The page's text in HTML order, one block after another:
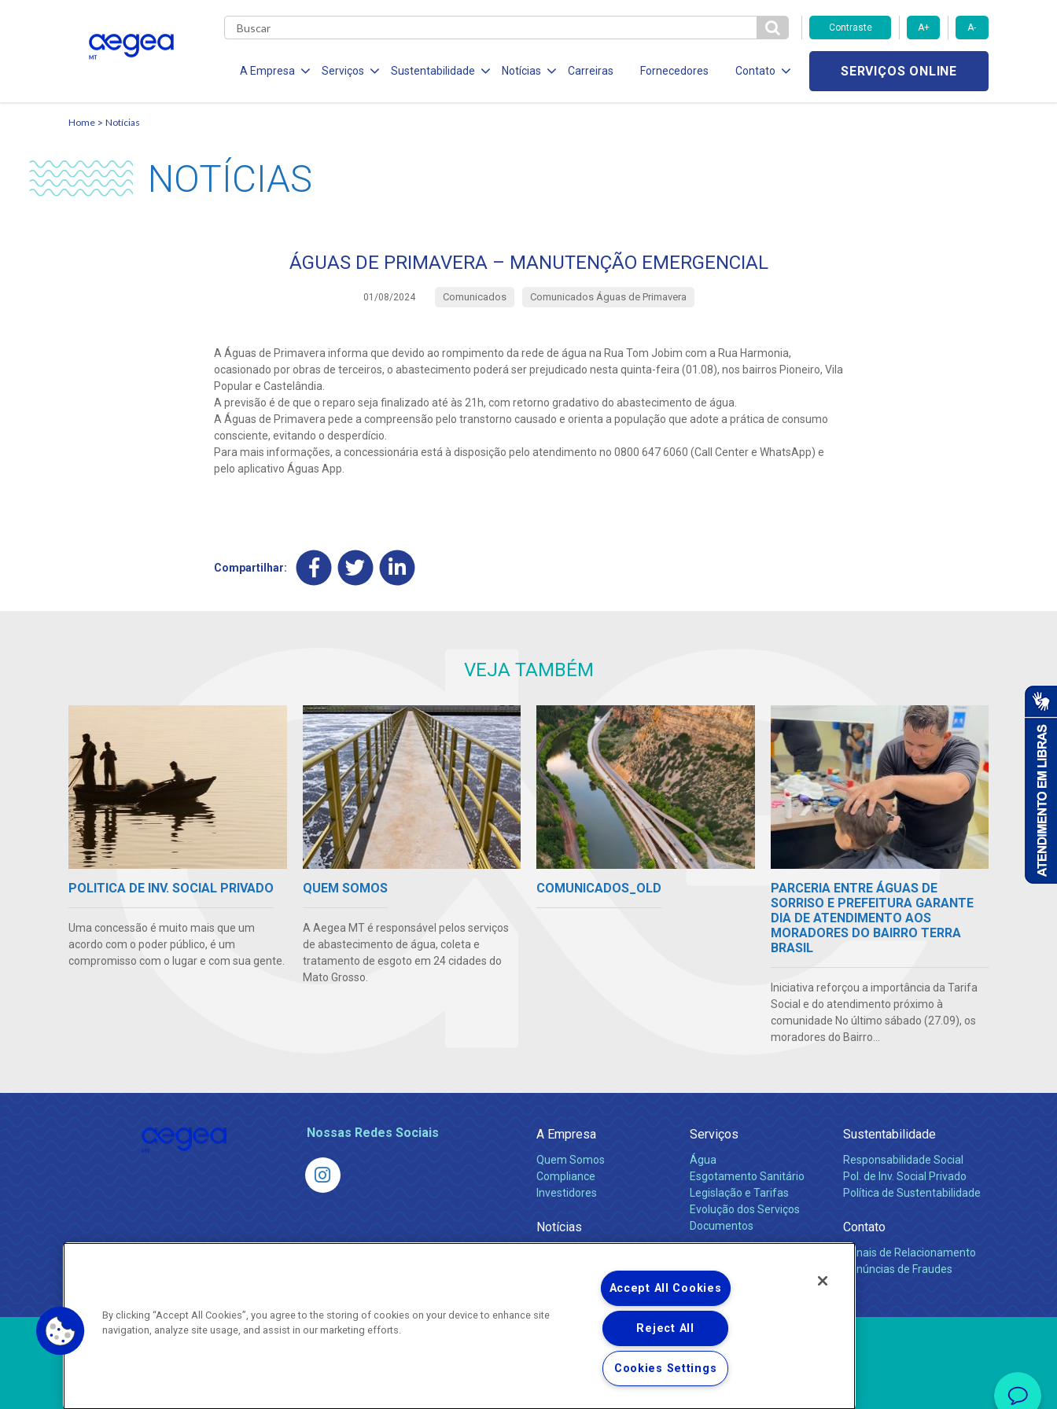
Contraste A+ A-
A Empresa Serviços Sustentabilidade Notícias Carreiras Fornecedores Contato SERVIÇOS ONLINE
Home Notícias
NOTÍCIAS
ÁGUAS DE PRIMAVERA – MANUTENÇÃO EMERGENCIAL
01/08/2024 Comunicados Comunicados Águas de Primavera
A Águas de Primavera informa que devido ao rompimento da rede de água na Rua Tom Jobim com a Rua Harmonia,
ocasionado por obras de terceiros, o abastecimento poderá ser prejudicado nesta quinta-feira (01.08), nos bairros Pioneiro, Vila
Popular e Castelândia.
A previsão é de que o reparo seja finalizado até às 21h, com retorno gradativo do abastecimento de água.
A Águas de Primavera pede a compreensão pelo transtorno causado e orienta a população que adote a prática de consumo
consciente, evitando o desperdício.
Para mais informações, a concessionária está à disposição pelo atendimento no 0800 647 6060 (Call Center e WhatsApp) e
pelo aplicativo Águas App.
Compartilhar:
VEJA TAMBÉM
POLITICA DE INV. SOCIAL PRIVADO
Uma concessão é muito mais que um
acordo com o poder público, é um
compromisso com o lugar e com sua gente.
QUEM SOMOS
A Aegea MT é responsável pelos serviços
de abastecimento de água, coleta e
tratamento de esgoto em 24 cidades do
Mato Grosso.
COMUNICADOS_OLD
PARCERIA ENTRE ÁGUAS DE
SORRISO E PREFEITURA GARANTE
DIA DE ATENDIMENTO AOS
MORADORES DO BAIRRO TERRA
BRASIL
Iniciativa reforçou a importância da Tarifa
Social e do atendimento próximo à
comunidade No último sábado (27.09), os
moradores do Bairro...
Nossas Redes Sociais A Empresa
Quem Somos
Compliance
Investidores
Notícias
Serviços
Água
Esgotamento Sanitário
Legislação e Tarifas
Evolução dos Serviços
Documentos
Sustentabilidade
Responsabilidade Social
Pol. de Inv. Social Privado
Política de Sustentabilidade
Contato
Canais de Relacionamento
Denúncias de Fraudes
Copyright ® 2026 - Todos os Direitos Reservados.
By clicking “Accept All Cookies”, you agree to the storing of cookies on your device to enhance site
navigation, analyze site usage, and assist in our marketing efforts.
Accept All Cookies
Reject All
Cookies Settings